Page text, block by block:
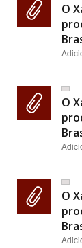
O
O
O